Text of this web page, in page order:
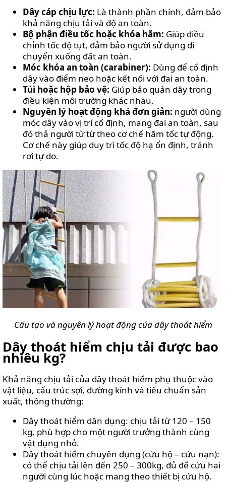
Dây cáp chịu lực: Là thành phần chính, đảm bảo
khả năng chịu tải và độ an toàn.
Bộ phận điều tốc hoặc khóa hãm: Giúp điều
chỉnh tốc độ tụt, đảm bảo người sử dụng di
chuyển xuống đất an toàn.
Móc khóa an toàn (carabiner): Dùng để cố định
dây vào điểm neo hoặc kết nối với đai an toàn.
Túi hoặc hộp bảo vệ: Giúp bảo quản dây trong
điều kiện môi trường khác nhau.
Nguyên lý hoạt động khá đơn giản: người dùng
móc dây vào vị trí cố định, mang đai an toàn, sau
đó thả người từ từ theo cơ chế hãm tốc tự động.
Cơ chế này giúp duy trì tốc độ hạ ổn định, tránh
rơi tự do.
Cấu tạo và nguyên lý hoạt động của dây thoát hiểm
Dây thoát hiểm chịu tải được bao
nhiêu kg?
Khả năng chịu tải của dây thoát hiểm phụ thuộc vào
vật liệu, cấu trúc sợi, đường kính và tiêu chuẩn sản
xuất, thông thường:
Dây thoát hiểm dân dụng: chịu tải từ 120 – 150
kg, phù hợp cho một người trưởng thành cùng
vật dụng nhỏ.
Dây thoát hiểm chuyên dụng (cứu hộ – cứu nạn):
có thể chịu tải lên đến 250 – 300kg, đủ để cứu hai
người cùng lúc hoặc mang theo thiết bị cứu hộ.